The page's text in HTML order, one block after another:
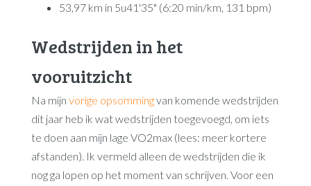
53,97 km in 5u41'35" (6:20 min/km, 131 bpm)
Wedstrijden in het
vooruitzicht
Na mijn vorige opsommingvan komende wedstrijden
dit jaar heb ik wat wedstrijden toegevoegd, om iets
te doen aan mijn lage VO2max (lees: meer kortere
afstanden). Ik vermeld alleen de wedstrijden die ik
nog ga lopen op het moment van schrijven. Voor een